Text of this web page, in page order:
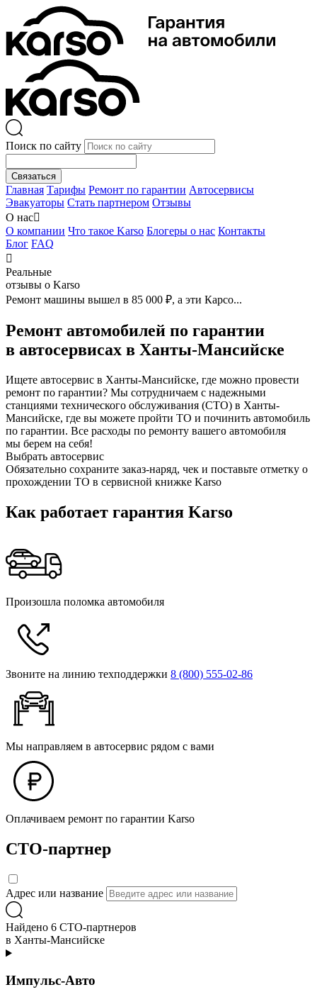
Поиск по сайту
Связаться
Главная Тарифы Ремонт по гарантии Автосервисы
Эвакуаторы Стать партнером Отзывы
О нас
О компании Что такое Karso Блогеры о нас Контакты
Блог FAQ

Реальные
отзывы о Karso
Ремонт машины вышел в 85 000 ₽, а эти Карсо...
Ремонт автомобилей по гарантии
в автосервисах в Ханты-Мансийске
Ищете автосервис в Ханты-Мансийске, где можно провести
ремонт по гарантии? Мы сотрудничаем с надежными
станциями технического обслуживания (СТО) в Ханты-
Мансийске, где вы можете пройти ТО и починить автомобиль
по гарантии. Все расходы по ремонту вашего автомобиля
мы берем на себя!
Выбрать автосервис
Обязательно сохраните заказ-наряд, чек и поставьте отметку о
прохождении ТО в сервисной книжке Karso
Как работает гарантия Karso
Произошла поломка автомобиля
Звоните на линию техподдержки 8 (800) 555‑02‑86
Мы направляем в автосервис рядом с вами
Оплачиваем ремонт по гарантии Karso
СТО-партнер
Адрес или название
Найдено 6 СТО-партнеров
в Ханты-Мансийске
Импульс-Авто